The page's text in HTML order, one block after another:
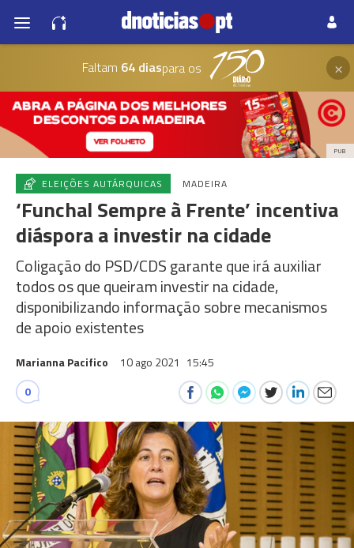
Faltam 64 diaspara os ×
PUB
ELEIÇÕES AUTÁRQUICAS MADEIRA
‘Funchal Sempre à Frente’ incentiva
diáspora a investir na cidade
Coligação do PSD/CDS garante que irá auxiliar
todos os que queiram investir na cidade,
disponibilizando informação sobre mecanismos
de apoio existentes
Marianna Pacifico 10 ago 2021 15:45
0